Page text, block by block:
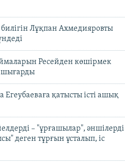
Лұқпан Ахмедияровты
Ресейден көшірмек
шығарды
Егеубаеваға қатысты істі ашық
– "ұрғашылар", әншілерді
деген тұрғын ұсталып, іс